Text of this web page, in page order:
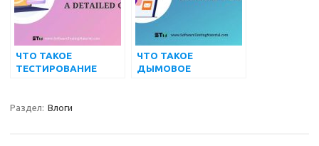
ЧТО ТАКОЕ
ТЕСТИРОВАНИЕ
ПРОГРАММНОГО
ЧТО ТАКОЕ
ДЫМОВОЕ
Раздел: Влоги